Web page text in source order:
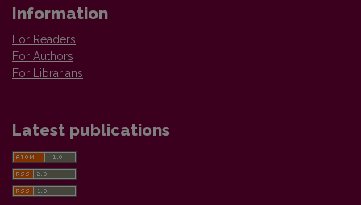
Information
For Readers
For Authors
For Librarians
Latest publications